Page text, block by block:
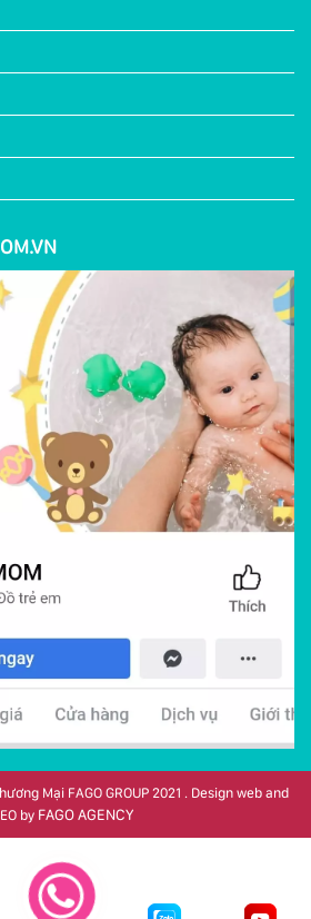
Mại FAGO GROUP 2021 . Design web and
by FAGO AGENCY